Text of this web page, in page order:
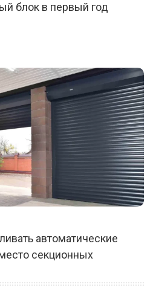
блок в первый год
автоматические
секционных